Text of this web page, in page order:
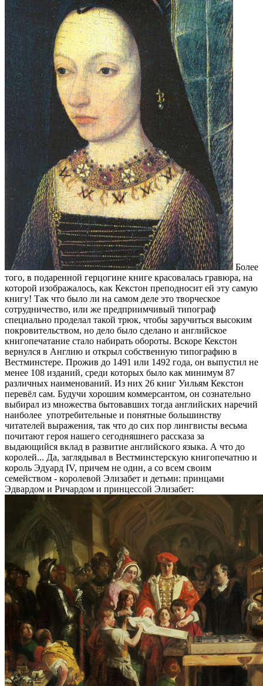
Более
того, в подаренной герцогине книге красовалась гравюра, на
которой изображалось, как Кекстон преподносит ей эту самую
книгу! Так что было ли на самом деле это творческое
сотрудничество, или же предприимчивый типограф
специально проделал такой трюк, чтобы заручиться высоким
покровительством, но дело было сделано и английское
книгопечатание стало набирать обороты. Вскоре Кекстон
вернулся в Англию и открыл собственную типографию в
Вестминстере. Прожив до 1491 или 1492 года, он выпустил не
менее 108 изданий, среди которых было как минимум 87
различных наименований. Из них 26 книг Уильям Кекстон
перевёл сам. Будучи хорошим коммерсантом, он сознательно
выбирал из множества бытовавших тогда английских наречий
наиболее употребительные и понятные большинству
читателей выражения, так что до сих пор лингвисты весьма
почитают героя нашего сегодняшнего рассказа за
выдающийся вклад в развитие английского языка. А что до
королей... Да, заглядывал в Вестминстерскую книгопечатню и
король Эдуард IV, причем не один, а со всем своим
семейством - королевой Элизабет и детьми: принцами
Эдвардом и Ричардом и принцессой Элизабет: